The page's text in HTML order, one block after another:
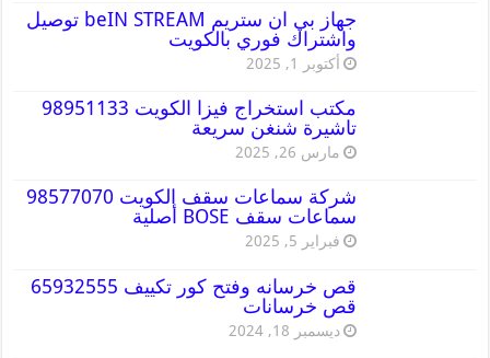
جهاز بي ان ستريم beIN STREAM توصيل
واشتراك فوري بالكويت
أكتوبر 1, 2025
مكتب استخراج فيزا الكويت 98951133
تاشيرة شنغن سريعة
مارس 26, 2025
شركة سماعات سقف الكويت 98577070
سماعات سقف BOSE أصلية
فبراير 5, 2025
قص خرسانه وفتح كور تكييف 65932555
قص خرسانات
ديسمبر 18, 2024